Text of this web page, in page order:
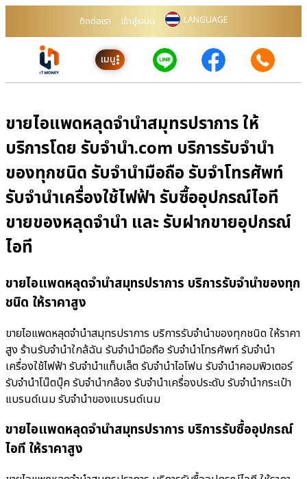
ติดต่อเรา เข้าสู่ระบบ LANGUAGE
เมนู
ขายไอแพดหลุดจำนำสมุทรปราการ ให้
บริการโดย รับจํานํา.com บริการรับจำนำ
ของทุกชนิด รับจำนำมือถือ รับจำโทรศัพท์
รับจำนำเครื่องใช้ไฟฟ้า รับซื้ออุปกรณ์ไอที
ขายของหลุดจำนำ และ รับฝากขายอุปกรณ์
ไอที
ขายไอแพดหลุดจำนำสมุทรปราการ บริการรับจำนำของทุก
ชนิด ให้ราคาสูง
ขายไอแพดหลุดจำนำสมุทรปราการ บริการรับจำนำของทุกชนิด ให้ราคา
สูง ร้านรับจํานําใกล้ฉัน รับจำนำมือถือ รับจำนำโทรศัพท์ รับจำนำ
เครื่องใช้ไฟฟ้า รับจำนำแท็บเล็ต รับจำนำไอโฟน รับจำนำคอมพิวเตอร์
รับจำนำโน๊ตบุ๊ค รับจำนำกล้อง รับจำนำเครื่องประดับ รับจำนำกระเป๋า
แบรนด์เนม รับจำนำของแบรนด์เนม
ขายไอแพดหลุดจำนำสมุทรปราการ บริการรับซื้ออุปกรณ์
ไอที ให้ราคาสูง